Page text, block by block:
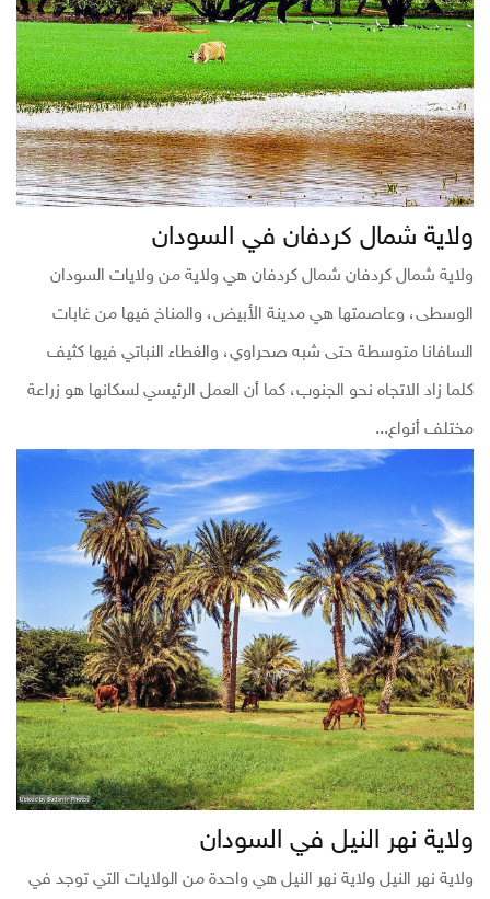
ولاية شمال كردفان في السودان
ولاية شمال كردفان شمال كردفان هي ولاية من ولايات السودان
الوسطى، وعاصمتها هي مدينة الأبيض، والمناخ فيها من غابات
السافانا متوسطة حتى شبه صحراوي، والغطاء النباتي فيها كثيف
كلما زاد الاتجاه نحو الجنوب، كما أن العمل الرئيسي لسكانها هو زراعة
مختلف أنواع...
ولاية نهر النيل في السودان
ولاية نهر النيل ولاية نهر النيل هي واحدة من الولايات التي توجد في